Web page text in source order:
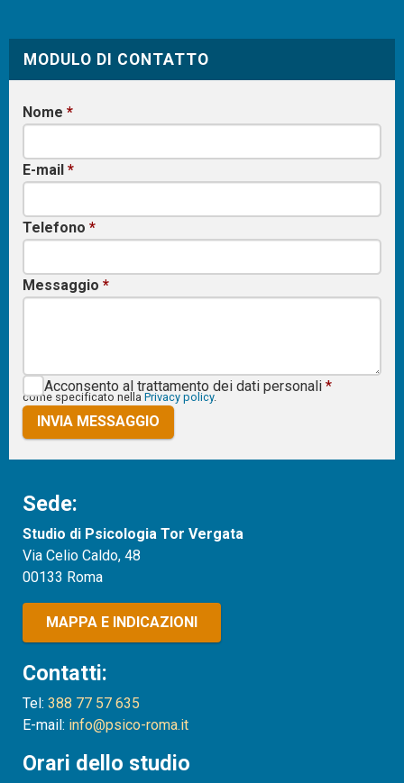
MODULO DI CONTATTO
Nome *
E-mail *
Telefono *
Messaggio *
Acconsento al trattamento dei dati personali *
come specificato nella Privacy policy.
INVIA MESSAGGIO
Sede:
Studio di Psicologia Tor Vergata
Via Celio Caldo, 48
00133 Roma
MAPPA E INDICAZIONI
Contatti:
Tel: 388 77 57 635
E-mail: info@psico-roma.it
Orari dello studio